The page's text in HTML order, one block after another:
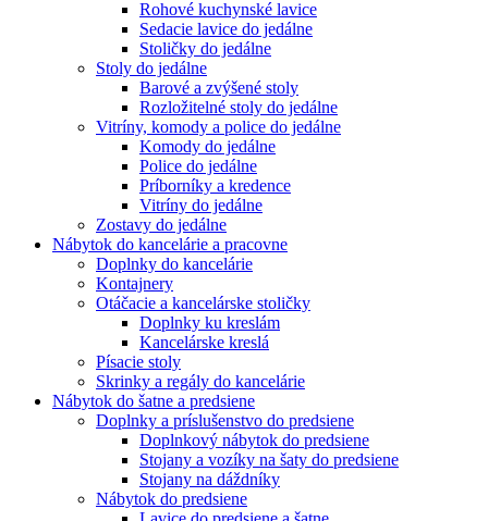
Rohové kuchynské lavice
Sedacie lavice do jedálne
Stoličky do jedálne
Stoly do jedálne
Barové a zvýšené stoly
Rozložitelné stoly do jedálne
Vitríny, komody a police do jedálne
Komody do jedálne
Police do jedálne
Príborníky a kredence
Vitríny do jedálne
Zostavy do jedálne
Nábytok do kancelárie a pracovne
Doplnky do kancelárie
Kontajnery
Otáčacie a kancelárske stoličky
Doplnky ku kreslám
Kancelárske kreslá
Písacie stoly
Skrinky a regály do kancelárie
Nábytok do šatne a predsiene
Doplnky a príslušenstvo do predsiene
Doplnkový nábytok do predsiene
Stojany a vozíky na šaty do predsiene
Stojany na dáždníky
Nábytok do predsiene